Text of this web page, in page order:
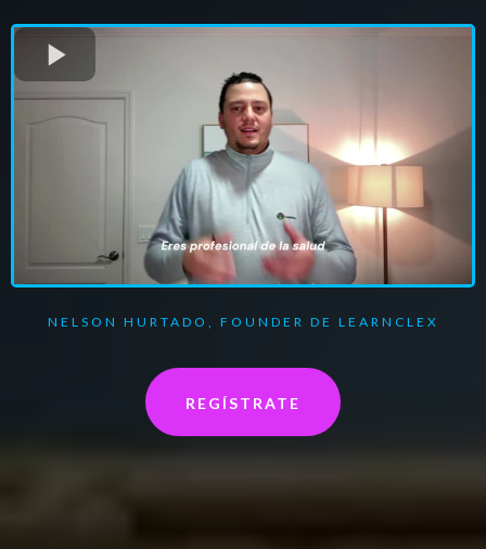
NELSON HURTADO, FOUNDER DE LEARNCLEX
REGÍSTRATE